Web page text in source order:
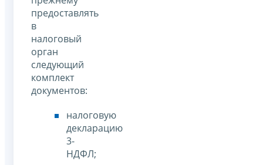
предоставлять
в
налоговый
орган
следующий
комплект
документов:
налоговую
декларацию
3-
НДФЛ;